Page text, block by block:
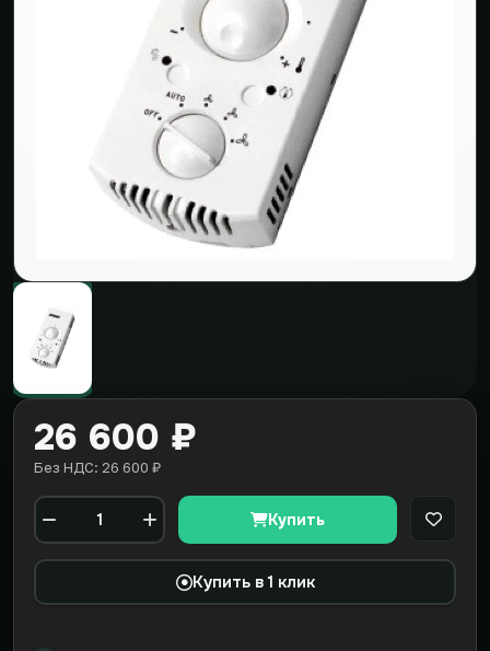
26 600 ₽
Без НДС: 26 600 ₽
Количество
Купить В
Купить в 1 клик